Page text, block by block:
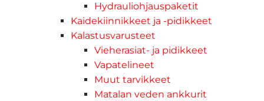
Hydrauliohjauspaketit
Kaidekiinnikkeet ja -pidikkeet
Kalastusvarusteet
Vieherasiat- ja pidikkeet
Vapatelineet
Muut tarvikkeet
Matalan veden ankkurit